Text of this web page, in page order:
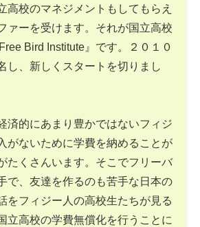
高校のマネジメントもしてもらえ
ァーを受けます。それが国立高校
Bird Institute』です。２０１０
し、新しくスタートを切りまし
済的にあまり豊かではないフィジ
がないために学費を納めることが
たくさんいます。そこでフリーバ
で、友達を作るのも苦手な日本の
をフィジー人の高校生たちが見る
立高校の学費無償化を行うことに